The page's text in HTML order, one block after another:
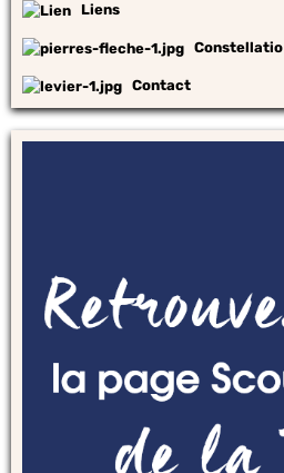
Liens
Constellatio
Contact